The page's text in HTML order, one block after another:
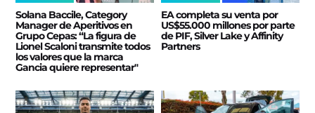
Solana Baccile, Category
Manager de Aperitivos en
Grupo Cepas: “La figura de
Lionel Scaloni transmite todos
los valores que la marca
Gancia quiere representar"
EA completa su venta por
US$55.000 millones por parte
de PIF, Silver Lake y Affinity
Partners